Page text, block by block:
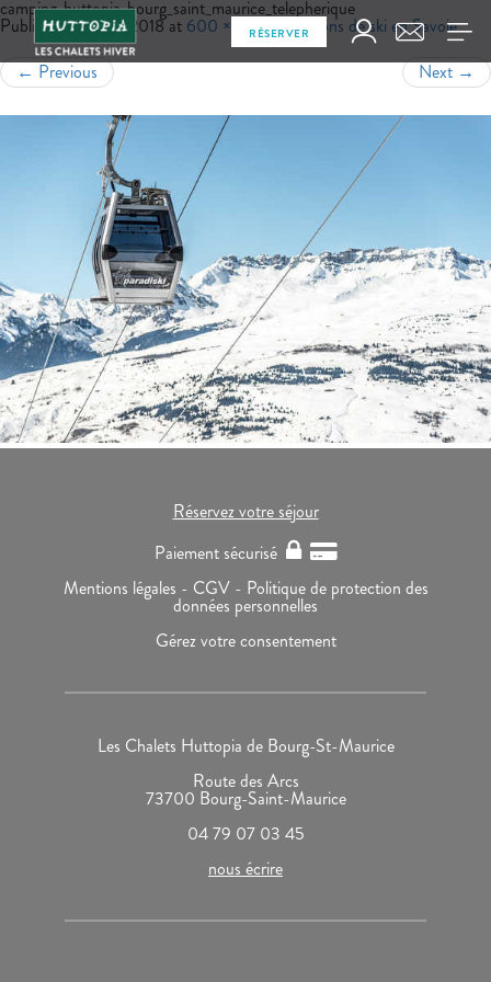
RÉSERVER
camping_huttopia_bourg_saint_maurice_telepherique
Publishedjuillet 6, 2018at 600 × 400inStations de ski en Savoie
← Previous Next →
Réservez votre séjour
Paiement sécurisé
Mentions légales - CGV - Politique de protection des
données personnelles
Gérez votre consentement
Les Chalets Huttopia de Bourg-St-Maurice
Route des Arcs
73700 Bourg-Saint-Maurice
04 79 07 03 45
nous écrire